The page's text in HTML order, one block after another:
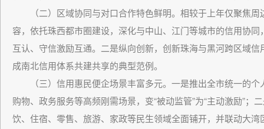
（二）区域协同与对口合作特色鲜明。相较于上年仅聚焦周
容，依托珠西都市圈建设，深化与中山、江门等城市的信用协
互认、守信激励互通。二是纵向创新，创新珠海与黑河跨区域
成南北信用体系共建共享的典型范例。
（三）信用惠民便企场景丰富多元。一是推出全市统一的个
购物、政务服务等高频刚需场景，变“被动监管”为“主动激励”；
饮、住宿、零售、旅游、家政等民生领域全面铺开，并联动大